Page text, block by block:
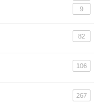
9
82
106
267